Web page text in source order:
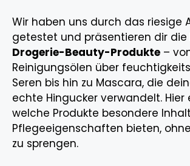
Wir haben uns durch das riesige
getestet und präsentieren dir die
Drogerie-Beauty-Produkte –
Reinigungsölen über
Seren bis hin zu Mascara, die
echte Hingucker verwandelt. Hier
welche Produkte besondere
Pflegeeigenschaften bieten,
zu sprengen.